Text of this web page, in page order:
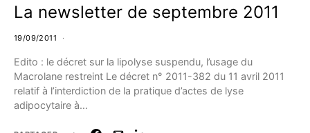
La newsletter de septembre 2011
19/09/2011
Edito : le décret sur la lipolyse suspendu, l’usage du
Macrolane restreint Le décret n° 2011-382 du 11 avril 2011
relatif à l’interdiction de la pratique d’actes de lyse
adipocytaire à…